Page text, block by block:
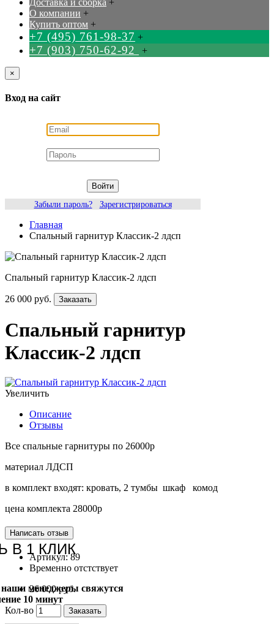
Доставка и сборка +
О компании +
Купить оптом +
+7 (495) 761-98-37 +
+7 (903) 750-62-92 +
×
Вход на сайт
Войти
Забыли пароль?
Зарегистрироваться
Главная
Спальный гарнитур Классик-2 лдсп
Спальный гарнитур Классик-2 лдсп
26 000 руб. Заказать
Спальный гарнитур
Классик-2 лдсп
Увеличить
Описание
Отзывы
Все спальные гарнитуры по 26000р
материал ЛДСП
в комплект входят: кровать, 2 тумбы шкаф комод
цена комплекта 28000р
Артикул:89
Временно отстствует
26 000 руб.
Кол-во
Заказать
В 1 КЛИК
наши менеджеры свяжутся
10 минут